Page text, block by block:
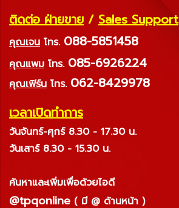
ติดต่อ ฝ่ายขาย / Sales Support
คุณเจน โทร. 088-5851458
คุณแพม โทร. 085-6926224
คุณเฟิร์น โทร. 062-8429978
เวลาเปิดทำการ
วันจันทร์-ศุกร์ 8.30 - 17.30 น.
วันเสาร์ 8.30 - 15.30 น.
ค้นหาและเพิ่มเพื่อด้วยไอดี
@tpqonline ( มี @ ด้านหน้า )